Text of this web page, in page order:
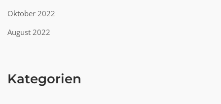
Oktober 2022
August 2022
Kategorien